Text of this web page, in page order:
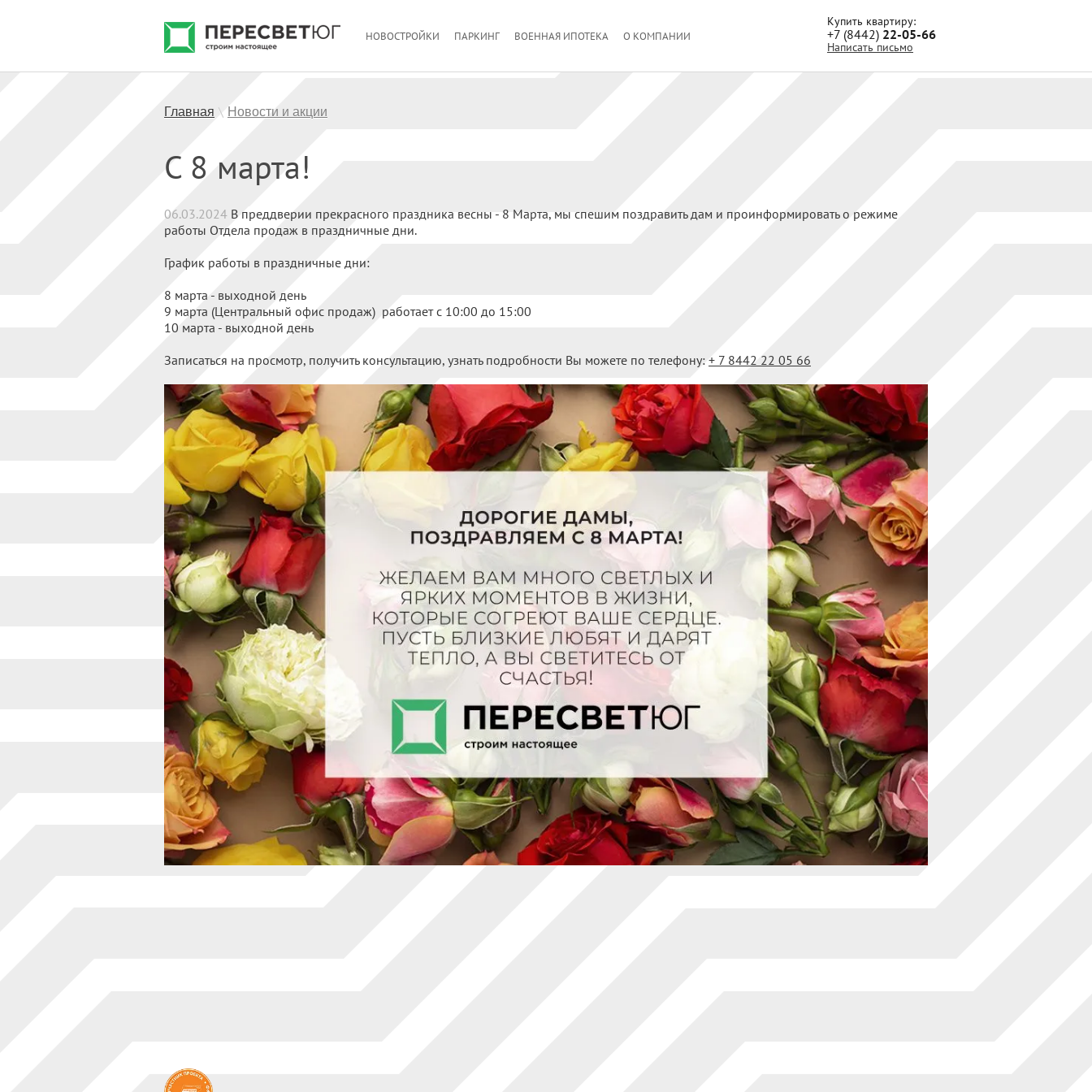
НОВОСТРОЙКИ ПАРКИНГ ВОЕННАЯ ИПОТЕКА О КОМПАНИИ
Купить квартиру:
+7 (8442) 22-05-66
Написать письмо
Главная \ Новости и акции
С 8 марта!
06.03.2024 В преддверии прекрасного праздника весны - 8 Марта, мы спешим поздравить дам и проинформировать о режиме
работы Отдела продаж в праздничные дни.
График работы в праздничные дни:
8 марта - выходной день
9 марта (Центральный офис продаж) работает с 10:00 до 15:00
10 марта - выходной день
Записаться на просмотр, получить консультацию, узнать подробности Вы можете по телефону: + 7 8442 22 05 66